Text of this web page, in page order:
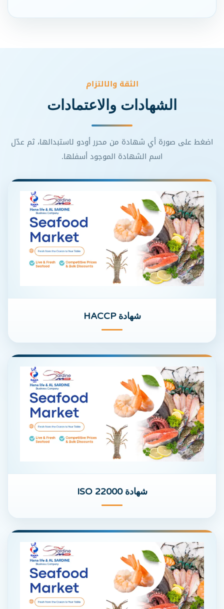
الثقة والالتزام
الشهادات والاعتمادات
اضغط على صورة أي شهادة من محرر أودو لاستبدالها، ثم عدّل
اسم الشهادة الموجود أسفلها.
شهادة HACCP
شهادة ISO 22000